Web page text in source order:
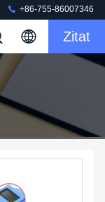
+86-755-86007346
Zitat